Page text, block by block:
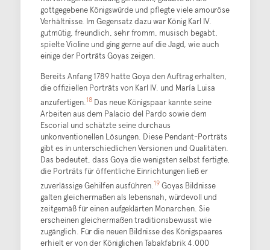
gottgegebene Königswürde und pflegte viele amouröse
Verhältnisse. Im Gegensatz dazu war König Karl IV.
gutmütig, freundlich, sehr fromm, musisch begabt,
spielte Violine und ging gerne auf die Jagd, wie auch
einige der Porträts Goyas zeigen.
Bereits Anfang 1789 hatte Goya den Auftrag erhalten,
die offiziellen Porträts von Karl IV. und María Luisa
anzufertigen.18Das neue Königspaar kannte seine
Arbeiten aus dem Palacio del Pardo sowie dem
Escorial und schätzte seine durchaus
unkonventionellen Lösungen. Diese Pendant-Porträts
gibt es in unterschiedlichen Versionen und Qualitäten.
Das bedeutet, dass Goya die wenigsten selbst fertigte,
die Porträts für öffentliche Einrichtungen ließ er
zuverlässige Gehilfen ausführen.19Goyas Bildnisse
galten gleichermaßen als lebensnah, würdevoll und
zeitgemäß für einen aufgeklärten Monarchen. Sie
erscheinen gleichermaßen traditionsbewusst wie
zugänglich. Für die neuen Bildnisse des Königspaares
erhielt er von der Königlichen Tabakfabrik 4.000